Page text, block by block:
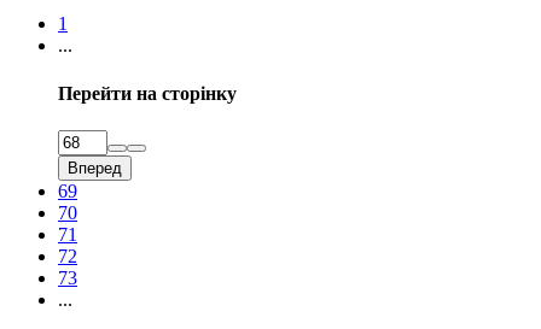
1
...
Перейти на сторінку
Вперед
69
70
71
72
73
...